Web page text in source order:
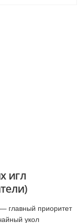
игл
главный приоритет
укол